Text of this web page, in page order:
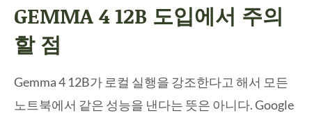
GEMMA 4 12B 도입에서 주의
할 점
Gemma 4 12B가 로컬 실행을 강조한다고 해서 모든
노트북에서 같은 성능을 낸다는 뜻은 아니다. Google